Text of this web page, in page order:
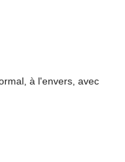
à l'envers, avec